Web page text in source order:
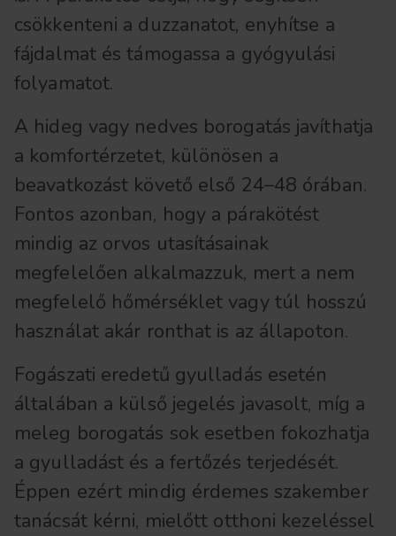
csökkenteni a duzzanatot, enyhítse a
fájdalmat és támogassa a gyógyulási
folyamatot.
A hideg vagy nedves borogatás javíthatja
a komfortérzetet, különösen a
beavatkozást követő első 24–48 órában.
Fontos azonban, hogy a párakötést
mindig az orvos utasításainak
megfelelően alkalmazzuk, mert a nem
megfelelő hőmérséklet vagy túl hosszú
használat akár ronthat is az állapoton.
Fogászati eredetű gyulladás esetén
általában a külső jegelés javasolt, míg a
meleg borogatás sok esetben fokozhatja
a gyulladást és a fertőzés terjedését.
Éppen ezért mindig érdemes szakember
tanácsát kérni, mielőtt otthoni kezeléssel